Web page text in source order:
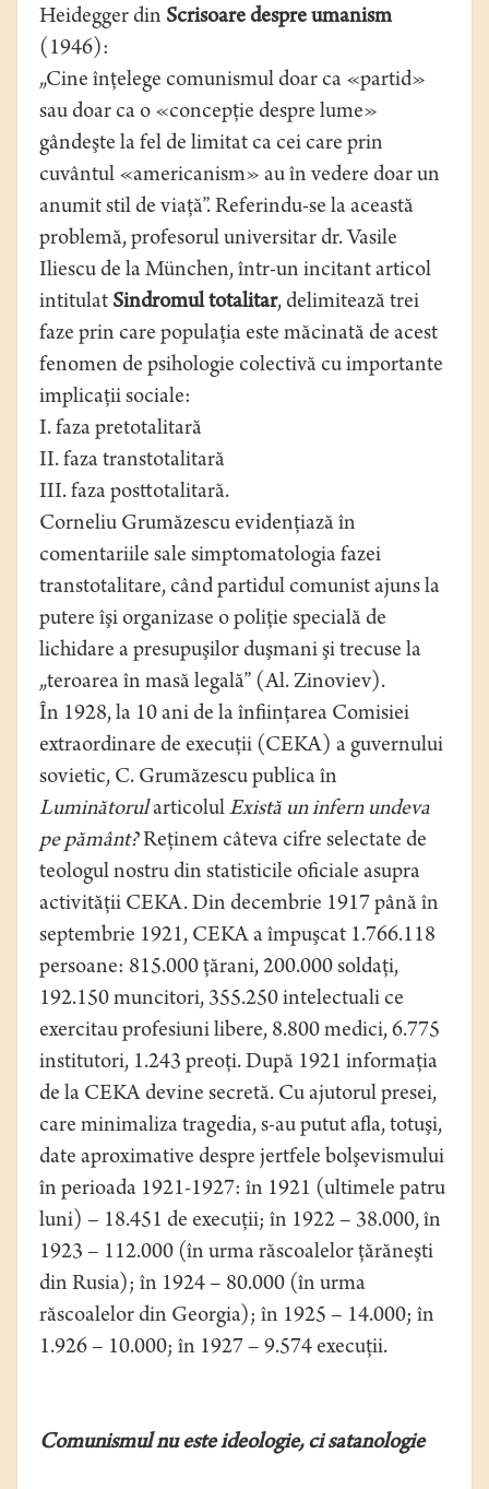
Heidegger din Scrisoare despre umanism
(1946):
„Cine înţelege comunismul doar ca «partid»
sau doar ca o «concepţie despre lume»
gândeşte la fel de limitat ca cei care prin
cuvântul «americanism» au în vedere doar un
anumit stil de viaţă”. Referindu-se la această
problemă, profesorul universitar dr. Vasile
Iliescu de la München, într-un incitant articol
intitulat Sindromul totalitar, delimitează trei
faze prin care populaţia este măcinată de acest
fenomen de psihologie colectivă cu importante
implicaţii sociale:
I. faza pretotalitară
II. faza transtotalitară
III. faza posttotalitară.
Corneliu Grumăzescu evidenţiază în
comentariile sale simptomatologia fazei
transtotalitare, când partidul comunist ajuns la
putere îşi organizase o poliţie specială de
lichidare a presupuşilor duşmani şi trecuse la
„teroarea în masă legală” (Al. Zinoviev).
În 1928, la 10 ani de la înfiinţarea Comisiei
extraordinare de execuţii (CEKA) a guvernului
sovietic, C. Grumăzescu publica în
LuminătorularticolulExistă un infern undeva
pe pământ?Reţinem câteva cifre selectate de
teologul nostru din statisticile oficiale asupra
activităţii CEKA. Din decembrie 1917 până în
septembrie 1921, CEKA a împuşcat 1.766.118
persoane: 815.000 ţărani, 200.000 soldaţi,
192.150 muncitori, 355.250 intelectuali ce
exercitau profesiuni libere, 8.800 medici, 6.775
institutori, 1.243 preoţi. După 1921 informaţia
de la CEKA devine secretă. Cu ajutorul presei,
care minimaliza tragedia, s-au putut afla, totuşi,
date aproximative despre jertfele bolşevismului
în perioada 1921-1927: în 1921 (ultimele patru
luni) – 18.451 de execuţii; în 1922 – 38.000, în
1923 – 112.000 (în urma răscoalelor ţărăneşti
din Rusia); în 1924 – 80.000 (în urma
răscoalelor din Georgia); în 1925 – 14.000; în
1.926 – 10.000; în 1927 – 9.574 execuţii.
Comunismul nu este ideologie, ci satanologie